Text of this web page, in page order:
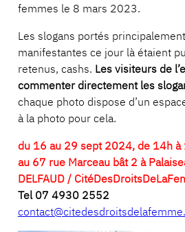
femmes le 8 mars 2023.
Les slogans portés
manifestantes ce jour là étaient
retenus, cashs. Les visiteurs de
commenter directement les
chaque photo dispose d’un
à la photo pour cela.
du 16 au 29 sept 2024, de 14h à
au 67 rue Marceau bât 2 à
DELFAUD /
Tel 07 4930 2552